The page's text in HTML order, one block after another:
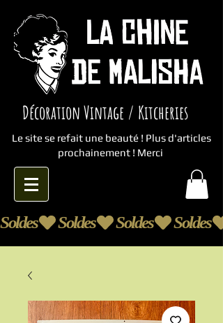
Décoration Vintage / Kitcheries
Le site se refait une beauté ! Plus d'articles
prochainement ! Merci
Soldes